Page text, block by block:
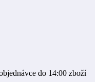
do 14:00 zboží